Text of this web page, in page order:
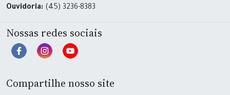
Ouvidoria: (45) 3236-8383
Nossas redes sociais
Compartilhe nosso site